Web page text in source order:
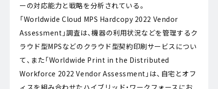
ーの対応能力と戦略を分析されている。
「Worldwide Cloud MPS Hardcopy 2022 Vendor
Assessment」調査は、機器の利用状況などを管理するク
ラウド型MPSなどのクラウド型契約印刷サービスについ
て、また「Worldwide Print in the Distributed
Workforce 2022 Vendor Assessment」は、自宅とオフ
ィスを組み合わせたハイブリッド・ワークフォースにお